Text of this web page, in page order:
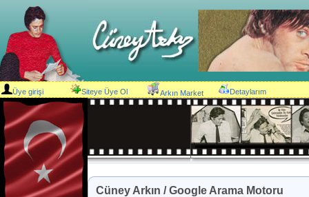
Üye girişi Siteye Üye Ol Arkın Market Detaylarım
Cüney Arkın / Google Arama Motoru